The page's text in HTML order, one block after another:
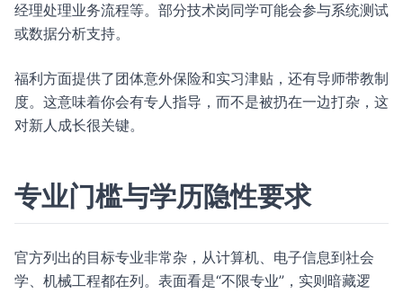
经理处理业务流程等。部分技术岗同学可能会参与系统测试
或数据分析支持。
福利方面提供了团体意外保险和实习津贴，还有导师带教制
度。这意味着你会有专人指导，而不是被扔在一边打杂，这
对新人成长很关键。
专业门槛与学历隐性要求
官方列出的目标专业非常杂，从计算机、电子信息到社会
学、机械工程都在列。表面看是“不限专业”，实则暗藏逻